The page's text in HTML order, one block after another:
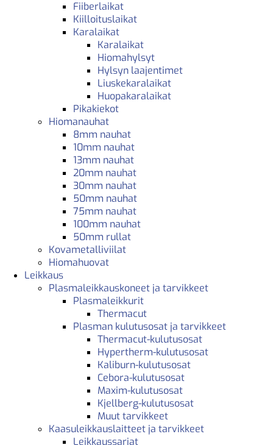
Fiiberlaikat
Kiilloituslaikat
Karalaikat
Karalaikat
Hiomahylsyt
Hylsyn laajentimet
Liuskekaralaikat
Huopakaralaikat
Pikakiekot
Hiomanauhat
8mm nauhat
10mm nauhat
13mm nauhat
20mm nauhat
30mm nauhat
50mm nauhat
75mm nauhat
100mm nauhat
50mm rullat
Kovametalliviilat
Hiomahuovat
Leikkaus
Plasmaleikkauskoneet ja tarvikkeet
Plasmaleikkurit
Thermacut
Plasman kulutusosat ja tarvikkeet
Thermacut-kulutusosat
Hypertherm-kulutusosat
Kaliburn-kulutusosat
Cebora-kulutusosat
Maxim-kulutusosat
Kjellberg-kulutusosat
Muut tarvikkeet
Kaasuleikkauslaitteet ja tarvikkeet
Leikkaussarjat